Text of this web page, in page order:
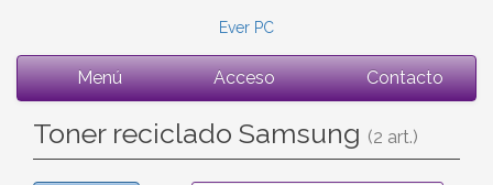
Ever PC
Menú Acceso Contacto
Toner reciclado Samsung (2 art.)